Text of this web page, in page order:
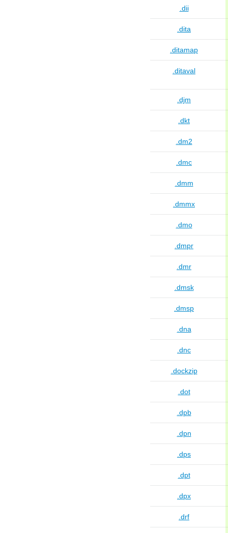
.dii
.dita
.ditamap
.ditaval
.djm
.dkt
.dm2
.dmc
.dmm
.dmmx
.dmo
.dmpr
.dmr
.dmsk
.dmsp
.dna
.dnc
.dockzip
.dot
.dpb
.dpn
.dps
.dpt
.dpx
.drf